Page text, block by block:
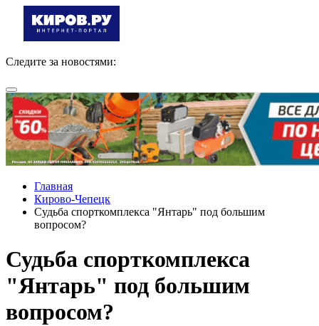
Следите за новостями:
Главная
Кирово-Чепецк
Судьба спорткомплекса "Янтарь" под большим
вопросом?
Судьба спорткомплекса
"Янтарь" под большим
вопросом?